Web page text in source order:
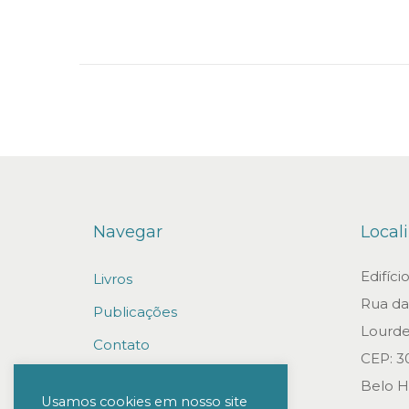
Navegar
Livros
Publicações
Contato
Rua
CEP:
Belo
Usamos cookies em nosso site